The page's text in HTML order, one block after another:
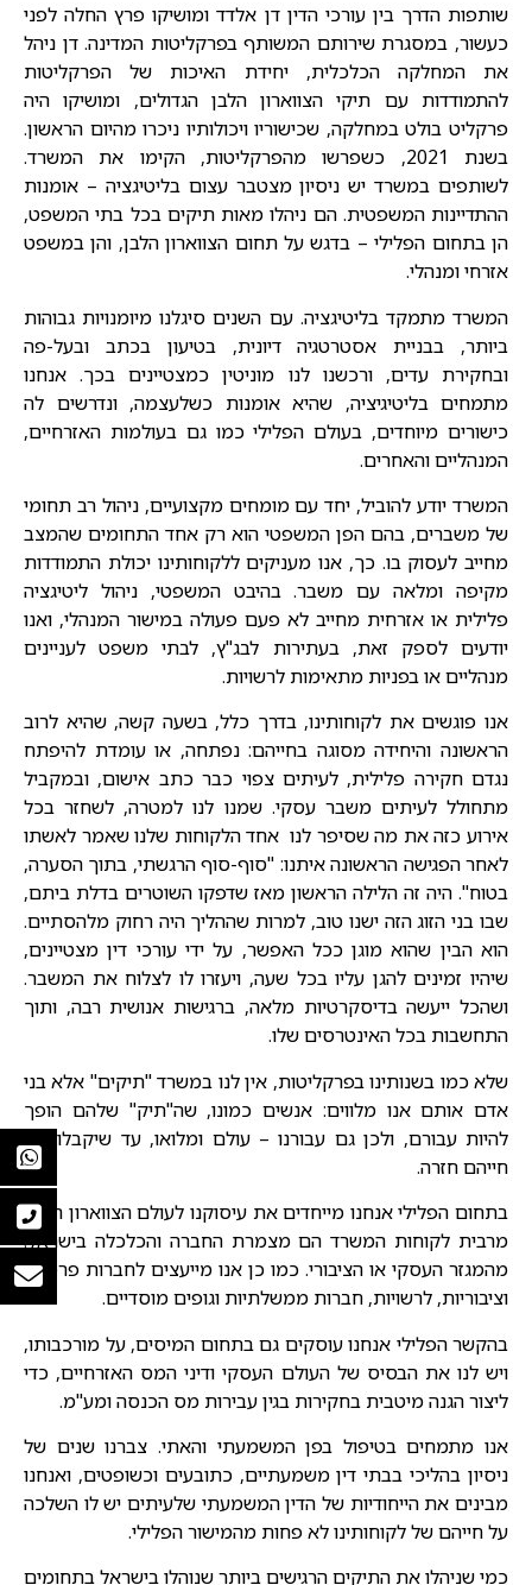
שותפות הדרך בין עורכי הדין דן אלדד ומושיקו פרץ החלה לפני
כעשור, במסגרת שירותם המשותף בפרקליטות המדינה. דן ניהל
את המחלקה הכלכלית, יחידת האיכות של הפרקליטות
להתמודדות עם תיקי הצווארון הלבן הגדולים, ומושיקו היה
פרקליט בולט במחלקה, שכישוריו ויכולותיו ניכרו מהיום הראשון.
בשנת 2021, כשפרשו מהפרקליטות, הקימו את המשרד.
לשותפים במשרד יש ניסיון מצטבר עצום בליטיגציה – אומנות
ההתדיינות המשפטית. הם ניהלו מאות תיקים בכל בתי המשפט,
הן בתחום הפלילי – בדגש על תחום הצווארון הלבן, והן במשפט
אזרחי ומנהלי.
המשרד מתמקד בליטיגציה. עם השנים סיגלנו מיומנויות גבוהות
ביותר, בבניית אסטרטגיה דיונית, בטיעון בכתב ובעל-פה
ובחקירת עדים, ורכשנו לנו מוניטין כמצטיינים בכך. אנחנו
מתמחים בליטיגיציה, שהיא אומנות כשלעצמה, ונדרשים לה
כישורים מיוחדים, בעולם הפלילי כמו גם בעולמות האזרחיים,
המנהליים והאחרים.
המשרד יודע להוביל, יחד עם מומחים מקצועיים, ניהול רב תחומי
של משברים, בהם הפן המשפטי הוא רק אחד התחומים שהמצב
מחייב לעסוק בו. כך, אנו מעניקים ללקוחותינו יכולת התמודדות
מקיפה ומלאה עם משבר. בהיבט המשפטי, ניהול ליטיגציה
פלילית או אזרחית מחייב לא פעם פעולה במישור המנהלי, ואנו
יודעים לספק זאת, בעתירות לבג"ץ, לבתי משפט לעניינים
מנהליים או בפניות מתאימות לרשויות.
אנו פוגשים את לקוחותינו, בדרך כלל, בשעה קשה, שהיא לרוב
הראשונה והיחידה מסוגה בחייהם: נפתחה, או עומדת להיפתח
נגדם חקירה פלילית, לעיתים צפוי כבר כתב אישום, ובמקביל
מתחולל לעיתים משבר עסקי. שמנו לנו למטרה, לשחזר בכל
אירוע כזה את מה שסיפר לנו אחד הלקוחות שלנו שאמר לאשתו
לאחר הפגישה הראשונה איתנו: "סוף-סוף הרגשתי, בתוך הסערה,
בטוח". היה זה הלילה הראשון מאז שדפקו השוטרים בדלת ביתם,
שבו בני הזוג הזה ישנו טוב, למרות שההליך היה רחוק מלהסתיים.
הוא הבין שהוא מוגן ככל האפשר, על ידי עורכי דין מצטיינים,
שיהיו זמינים להגן עליו בכל שעה, ויעזרו לו לצלוח את המשבר.
ושהכל ייעשה בדיסקרטיות מלאה, ברגישות אנושית רבה, ותוך
התחשבות בכל האינטרסים שלו.
שלא כמו בשנותינו בפרקליטות, אין לנו במשרד "תיקים" אלא בני
אדם אותם אנו מלווים: אנשים כמונו, שה"תיק" שלהם הופך
להיות עבורם, ולכן גם עבורנו – עולם ומלואו, עד שיקבלו את
חייהם חזרה.
בתחום הפלילי אנחנו מייחדים את עיסוקנו לעולם הצווארון הלבן.
מרבית לקוחות המשרד הם מצמרת החברה והכלכלה בישראל:
מהמגזר העסקי או הציבורי. כמו כן אנו מייעצים לחברות פרטיות
וציבוריות, לרשויות, חברות ממשלתיות וגופים מוסדיים.
בהקשר הפלילי אנחנו עוסקים גם בתחום המיסים, על מורכבותו,
ויש לנו את הבסיס של העולם העסקי ודיני המס האזרחיים, כדי
ליצור הגנה מיטבית בחקירות בגין עבירות מס הכנסה ומע"מ.
אנו מתמחים בטיפול בפן המשמעתי והאתי. צברנו שנים של
ניסיון בהליכי בבתי דין משמעתיים, כתובעים וכשופטים, ואנחנו
מבינים את הייחודיות של הדין המשמעתי שלעיתים יש לו השלכה
על חייהם של לקוחותינו לא פחות מהמישור הפלילי.
כמי שניהלו את התיקים הרגישים ביותר שנוהלו בישראל בתחומים